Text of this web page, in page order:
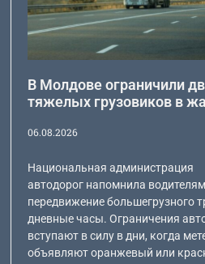
В Молдове ограничили
тяжелых грузовиков в
06.08.2026
Национальная администрация
автодорог напомнила
передвижение большегрузного
дневные часы. Ограничения
вступают в силу в дни, когда
объявляют оранжевый или